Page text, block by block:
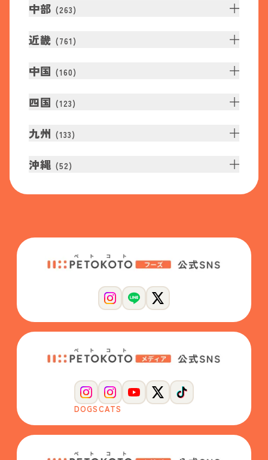
中部 (263)
近畿 (761 )
中国 (160)
四国 (123)
九州 (133)
沖縄 (52)
DOGSCATS